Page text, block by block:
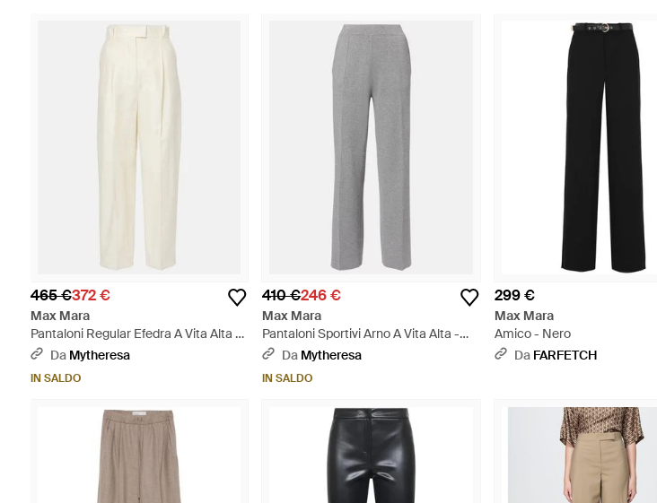
465 €372 €
Max Mara
Pantaloni Regular Efedra A Vita Alta -
Bianco
Da Mytheresa
IN SALDO
410 €246 €
Max Mara
Pantaloni Sportivi Arno A Vita Alta -
Grigio
Da Mytheresa
IN SALDO
299 €
Max Mara
Amico - Nero
Da FARFETCH